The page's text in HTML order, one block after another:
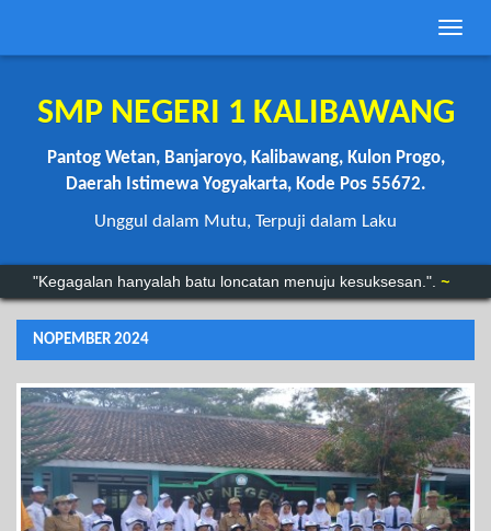
Toggle
SMP NEGERI 1 KALIBAWANG
Pantog Wetan, Banjaroyo, Kalibawang, Kulon Progo,
Daerah Istimewa Yogyakarta, Kode Pos 55672.
Unggul dalam Mutu, Terpuji dalam Laku
"Kegagalan hanyalah batu loncatan menuju kesuksesan.". ~
“Anda mungkin bisa menunda, tapi waktu tidak akan
NOPEMBER 2024